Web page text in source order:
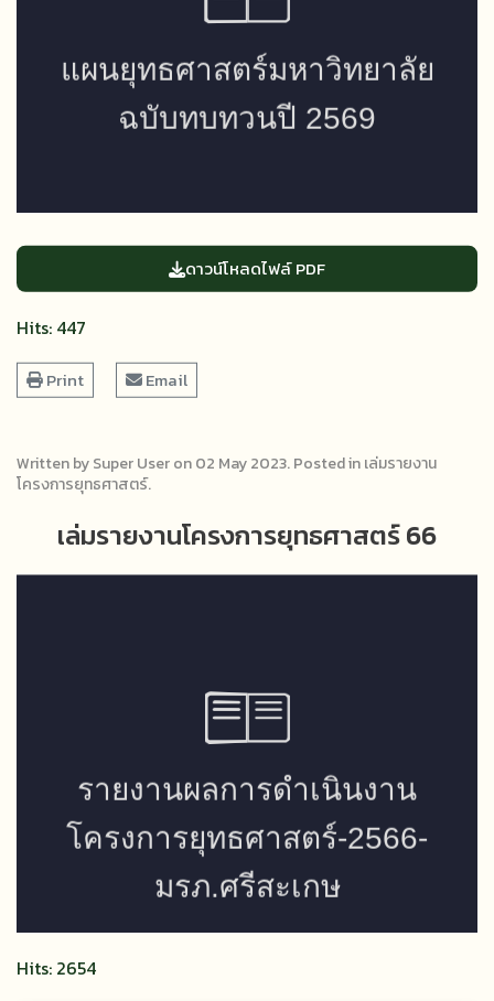
ดาวน์โหลดไฟล์ PDF
Hits: 447
Print Email
Written by Super User on02 May 2023. Posted inเล่มรายงาน
โครงการยุทธศาสตร์.
เล่มรายงานโครงการยุทธศาสตร์ 66
Hits: 2654